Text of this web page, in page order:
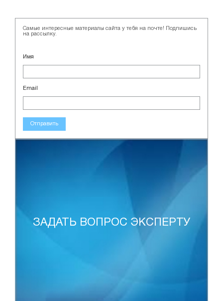
Самые интересные материалы сайта у тебя на почте! Подпишись
на рассылку.
Имя
Email
Отправить
ЗАДАТЬ ВОПРОС ЭКСПЕРТУ